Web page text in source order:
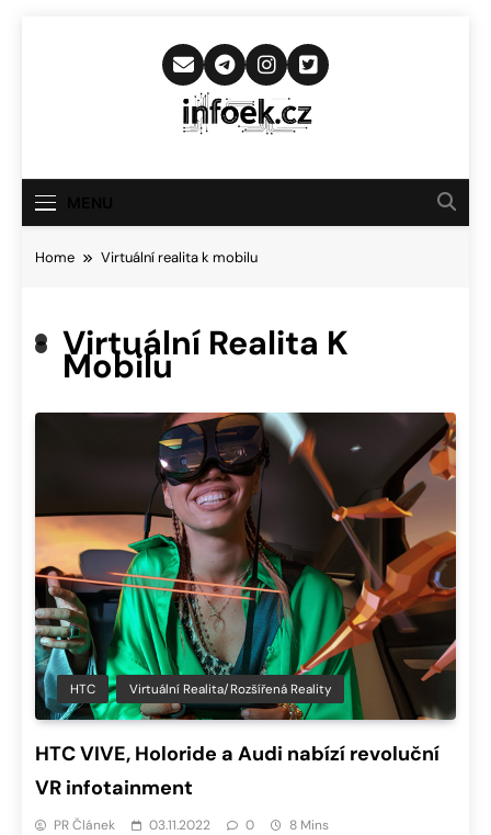
Infoek.cz
Novinkám
Home Virtuální realita k mobilu
Virtuální Realita K
Mobilu
HTC Virtuální Realita/Rozšířená Reality
HTC VIVE, Holoride a Audi nabízí revoluční
VR infotainment
PR Článek 03.11.2022 0 8 Mins